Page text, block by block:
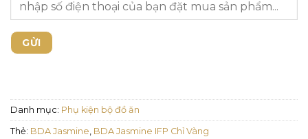
Danh mục: Phụ kiện bộ đồ ăn
Thẻ: BDA Jasmine BDA Jasmine IFP Chỉ Vàng